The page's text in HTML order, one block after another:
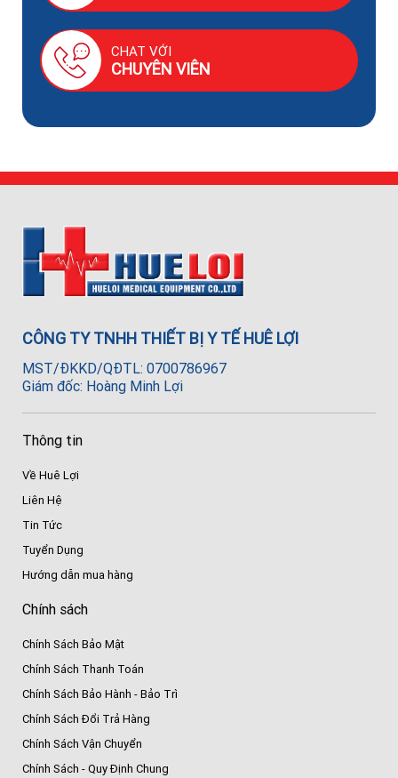
CHAT VỚI
CHUYÊN VIÊN
CÔNG TY TNHH THIẾT BỊ Y TẾ HUÊ LỢI
MST/ĐKKD/QĐTL: 0700786967
Giám đốc: Hoàng Minh Lợi
Thông tin
Về Huê Lợi
Liên Hệ
Tin Tức
Tuyển Dụng
Hướng dẫn mua hàng
Chính sách
Chính Sách Bảo Mật
Chính Sách Thanh Toán
Chính Sách Bảo Hành - Bảo Trì
Chính Sách Đổi Trả Hàng
Chính Sách Vận Chuyển
Chính Sách - Quy Định Chung